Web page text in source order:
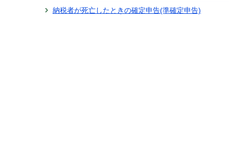
納税者が死亡したときの確定申告(準確定申告)